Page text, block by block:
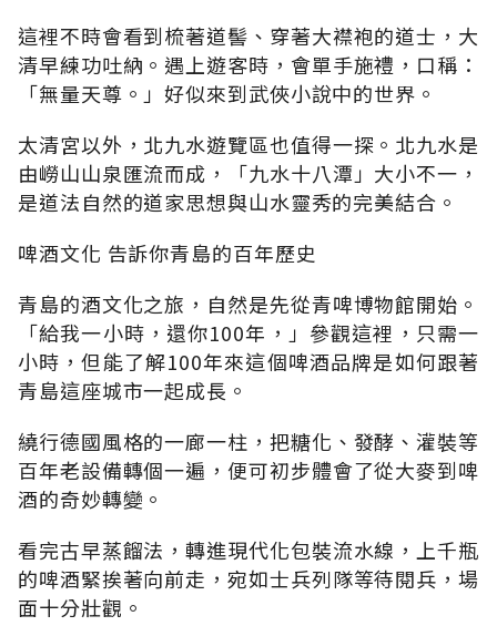
這裡不時會看到梳著道髻、穿著大襟袍的道士，大
清早練功吐納。遇上遊客時，會單手施禮，口稱：
「無量天尊。」好似來到武俠小說中的世界。
太清宮以外，北九水遊覽區也值得一探。北九水是
由嶗山山泉匯流而成，「九水十八潭」大小不一，
是道法自然的道家思想與山水靈秀的完美結合。
啤酒文化 告訴你青島的百年歷史
青島的酒文化之旅，自然是先從青啤博物館開始。
「給我一小時，還你100年，」參觀這裡，只需一
小時，但能了解100年來這個啤酒品牌是如何跟著
青島這座城市一起成長。
繞行德國風格的一廊一柱，把糖化、發酵、灌裝等
百年老設備轉個一遍，便可初步體會了從大麥到啤
酒的奇妙轉變。
看完古早蒸餾法，轉進現代化包裝流水線，上千瓶
的啤酒緊挨著向前走，宛如士兵列隊等待閱兵，場
面十分壯觀。